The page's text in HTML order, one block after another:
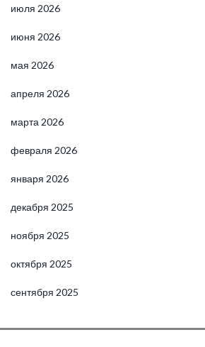
июля 2026
июня 2026
мая 2026
апреля 2026
марта 2026
февраля 2026
января 2026
декабря 2025
ноября 2025
октября 2025
сентября 2025